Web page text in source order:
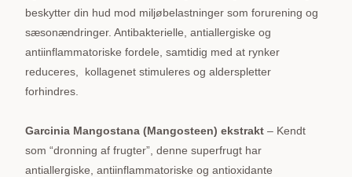
beskytter din hud mod miljøbelastninger som forurening og
sæsonændringer. Antibakterielle, antiallergiske og
antiinflammatoriske fordele, samtidig med at rynker
reduceres, kollagenet stimuleres og alderspletter
forhindres.
Garcinia Mangostana (Mangosteen) ekstrakt – Kendt
som “dronning af frugter”, denne superfrugt har
antiallergiske, antiinflammatoriske og antioxidante